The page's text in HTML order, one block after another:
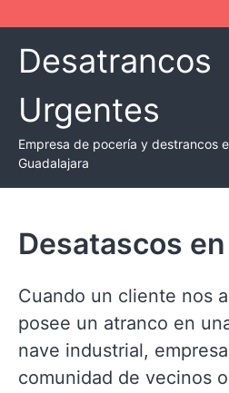
content
Desatrancos
Urgentes
Empresa de pocería y destrancos
Guadalajara
Desatascos
Cuando un cliente nos
posee un atranco en
nave industrial,
comunidad de vecinos